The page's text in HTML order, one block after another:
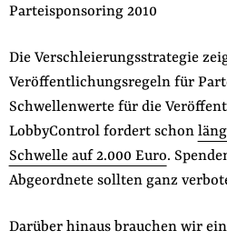
Parteisponsoring 2010
Die Verschleierungsstrategie
Veröffentlichungsregeln für
Schwellenwerte für die
LobbyControl fordert schon
Schwelle auf 2.000 Euro.
Abgeordnete sollten ganz
Darüber hinaus brauchen wir